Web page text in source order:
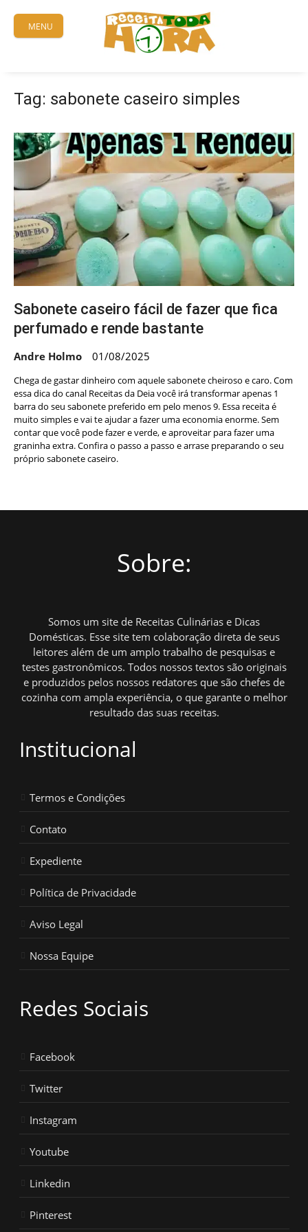
content
MENU
Tag: sabonete caseiro simples
Sabonete caseiro fácil de fazer que fica
perfumado e rende bastante
Andre Holmo 01/08/2025
Chega de gastar dinheiro com aquele sabonete cheiroso e caro. Com
essa dica do canal Receitas da Deia você irá transformar apenas 1
barra do seu sabonete preferido em pelo menos 9. Essa receita é
muito simples e vai te ajudar a fazer uma economia enorme. Sem
contar que você pode fazer e verde, e aproveitar para fazer uma
graninha extra. Confira o passo a passo e arrase preparando o seu
próprio sabonete caseiro.
Sobre:
Somos um site de Receitas Culinárias e Dicas
Domésticas. Esse site tem colaboração direta de seus
leitores além de um amplo trabalho de pesquisas e
testes gastronômicos. Todos nossos textos são originais
e produzidos pelos nossos redatores que são chefes de
cozinha com ampla experiência, o que garante o melhor
resultado das suas receitas.
Institucional
Termos e Condições
Contato
Expediente
Política de Privacidade
Aviso Legal
Nossa Equipe
Redes Sociais
Facebook
Twitter
Instagram
Youtube
Linkedin
Pinterest